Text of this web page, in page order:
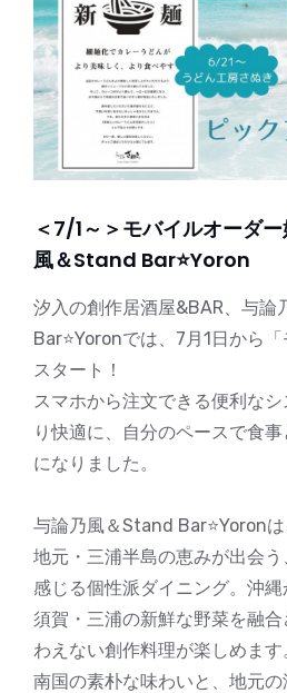
＜7/1～＞モバイルオーダ
風＆Stand Bar⭐️Yoron
汐入の創作居酒屋&BAR、与論
Bar⭐️Yoronでは、7月1日から
スタート！
スマホから注文できる便利な
り快適に、自分のペースで食
になりました。
与論乃風＆Stand Bar⭐️Yoron
地元・三浦半島の恵みが出会う
感じる個性派ダイニング。沖
須賀・三浦の新鮮な野菜を融
わえない創作料理が楽しめます
南国の素朴な味わいと、地元